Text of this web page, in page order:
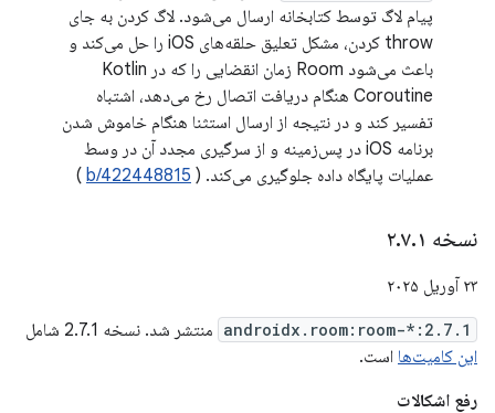
پیام لاگ توسط کتابخانه ارسال می‌شود. لاگ کردن به جای
throw کردن، مشکل تعلیق حلقه‌های iOS را حل می‌کند و
باعث می‌شود Room زمان انقضایی را که در Kotlin
Coroutine هنگام دریافت اتصال رخ می‌دهد، اشتباه
تفسیر کند و در نتیجه از ارسال استثنا هنگام خاموش شدن
برنامه iOS در پس‌زمینه و از سرگیری مجدد آن در وسط
عملیات پایگاه داده جلوگیری می‌کند. ( b/422448815
)
نسخه ۲ .۷.۱
۲۳ آوریل ۲۰۲۵
androidx.room:room-*:2.7.1 منتشر شد. نسخه 2.7.1 شامل
این کامیت‌ها است.
رفع اشکالات